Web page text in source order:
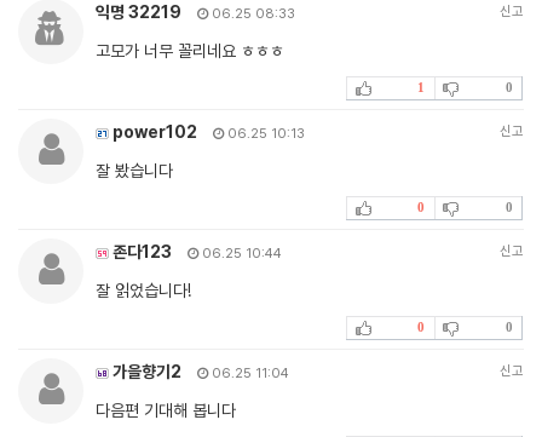
익명 32219 06.25 08:33 신고
고모가 너무 꼴리네요 ㅎㅎㅎ
1 0
power102 06.25 10:13 신고
잘 봤습니다
0 0
존다123 06.25 10:44 신고
잘 읽었습니다!
0 0
가을향기2 06.25 11:04 신고
다음편 기대해 봅니다